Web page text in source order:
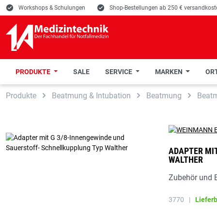
Zur Suche springen
Zur Hauptnavigation springen
E Workshops & Schulungen E Shop-Bestellungen ab 250 €
PRODUKTE SALE SERVICE MARKEN
Produkte Beatmung & Intubation Beatmung
ADAPTER
WALTHER
Zubehör und
3770 |